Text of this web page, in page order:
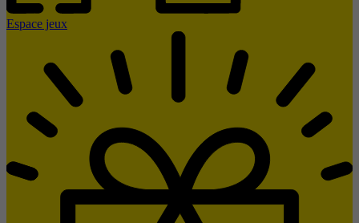
Espace jeux